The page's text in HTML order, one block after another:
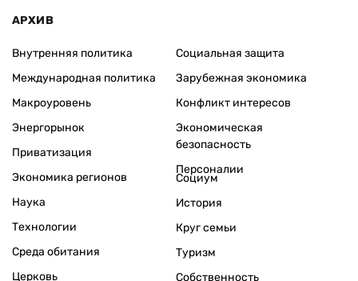
АРХИВ
Внутренняя политика
Международная политика
Макроуровень
Энергорынок
Приватизация
Экономика регионов
Социальная защита
Зарубежная экономика
Конфликт интересов
Экономическая
безопасность
Персоналии
Наука
Технологии
Среда обитания
Церковь
Социум
История
Круг семьи
Туризм
Собственность